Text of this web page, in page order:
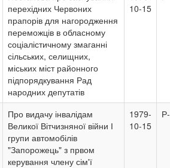
перехідних Червоних
прапорів для нагородження
переможців в обласному
соціалістичному змаганні
сільських, селищних,
міських міст районного
підпорядкування Рад
народних депутатів
10-15
Про видачу інвалідам
Великої Вітчизняної війни І
групи автомобілів
"Запорожець" з првом
керування члену сім'ї
1979-
10-15